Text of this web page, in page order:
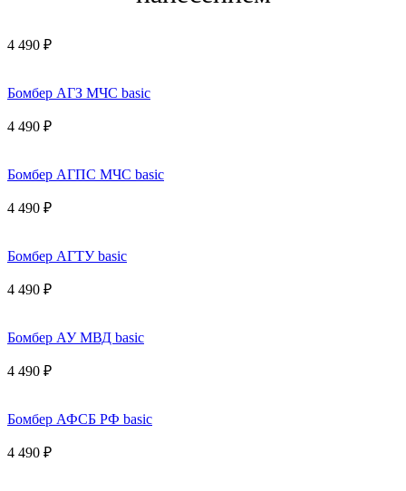
4 490 ₽
Бомбер АГЗ МЧС basic
4 490 ₽
Бомбер АГПС МЧС basic
4 490 ₽
Бомбер АГТУ basic
4 490 ₽
Бомбер АУ МВД basic
4 490 ₽
Бомбер АФСБ РФ basic
4 490 ₽